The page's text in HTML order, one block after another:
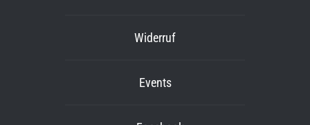
Widerruf
Events